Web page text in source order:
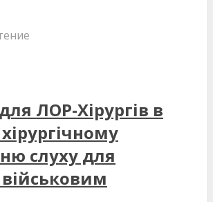
ЛОР-Хірургів в
слуху для